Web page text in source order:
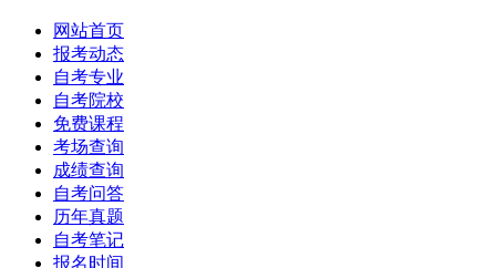
网站首页
报考动态
自考专业
自考院校
免费课程
考场查询
成绩查询
自考问答
历年真题
自考笔记
报名时间